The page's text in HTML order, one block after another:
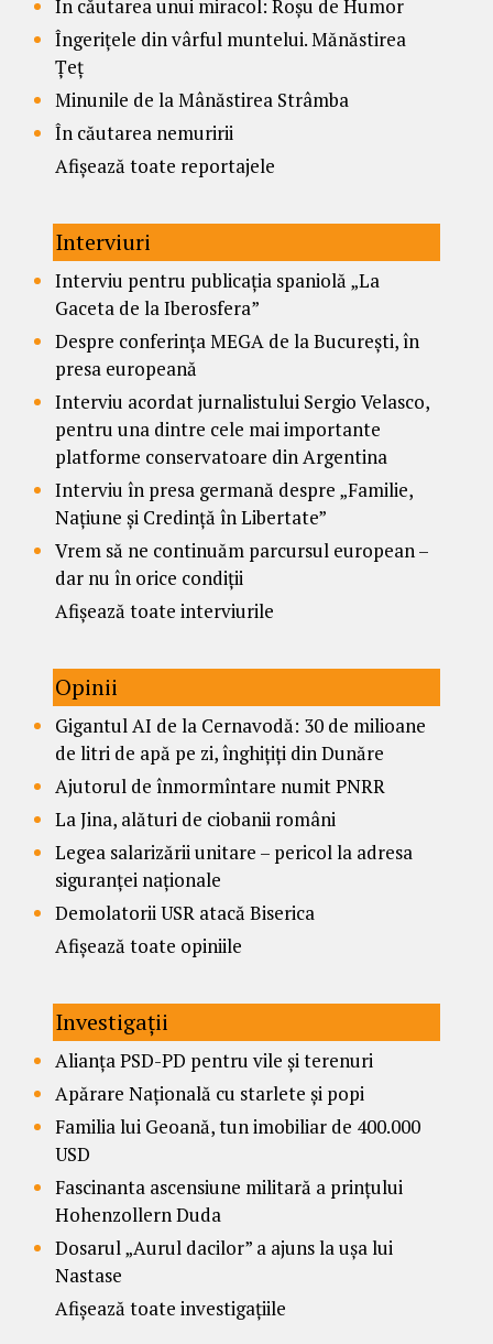
În căutarea unui miracol: Roșu de Humor
Îngerițele din vârful muntelui. Mănăstirea
Țeț
Minunile de la Mânăstirea Strâmba
În căutarea nemuririi
Afișează toate reportajele
Interviuri
Interviu pentru publicația spaniolă „La
Gaceta de la Iberosfera”
Despre conferința MEGA de la București, în
presa europeană
Interviu acordat jurnalistului Sergio Velasco,
pentru una dintre cele mai importante
platforme conservatoare din Argentina
Interviu în presa germană despre „Familie,
Națiune și Credință în Libertate”
Vrem să ne continuăm parcursul european –
dar nu în orice condiții
Afișează toate interviurile
Opinii
Gigantul AI de la Cernavodă: 30 de milioane
de litri de apă pe zi, înghițiți din Dunăre
Ajutorul de înmormîntare numit PNRR
La Jina, alături de ciobanii români
Legea salarizării unitare – pericol la adresa
siguranței naționale
Demolatorii USR atacă Biserica
Afișează toate opiniile
Investigații
Alianța PSD-PD pentru vile și terenuri
Apărare Națională cu starlete și popi
Familia lui Geoană, tun imobiliar de 400.000
USD
Fascinanta ascensiune militară a prințului
Hohenzollern Duda
Dosarul „Aurul dacilor” a ajuns la ușa lui
Nastase
Afișează toate investigațiile